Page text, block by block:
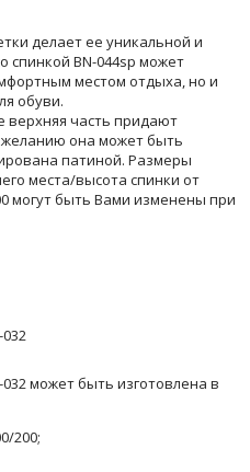
делает ее уникальной и
спинкой BN-044sp может
местом отдыха, но и
обуви.
верхняя часть придают
она может быть
патиной. Размеры
места/высота спинки от
могут быть Вами изменены при
может быть изготовлена в
200;